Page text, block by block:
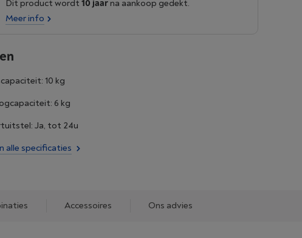
Dit product wordt 10 jaarna aankoop gedekt.
Meer info
10 kg
6 kg
Ja, tot 24u
alle specificaties
Accessoires Ons advies